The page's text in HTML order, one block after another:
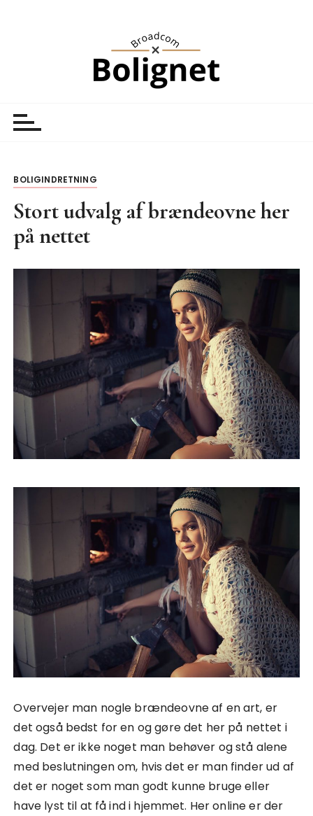
BOLIGINDRETNING
Stort udvalg af brændeovne her
på nettet
Overvejer man nogle brændeovne af en art, er
det også bedst for en og gøre det her på nettet i
dag. Det er ikke noget man behøver og stå alene
med beslutningen om, hvis det er man finder ud af
det er noget som man godt kunne bruge eller
have lyst til at få ind i hjemmet. Her online er der